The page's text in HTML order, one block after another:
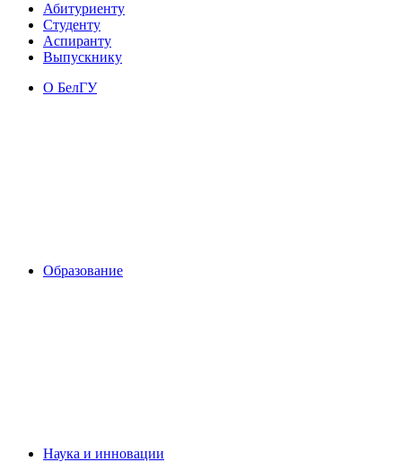
Абитуриенту
Студенту
Аспиранту
Выпускнику
О БелГУ
Образование
Наука и инновации